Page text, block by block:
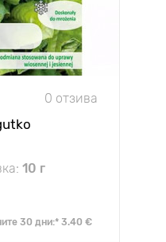
0 отзива
10 г
30 дни:* 3.40 €